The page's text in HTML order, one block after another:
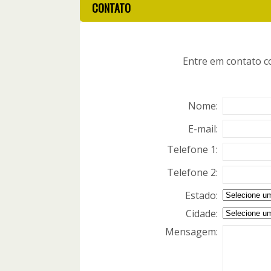
CONTATO
Entre em contato
Nome:
E-mail:
Telefone 1:
Telefone 2:
Estado:
Cidade:
Mensagem: